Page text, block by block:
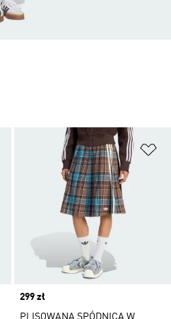
Dodaj do listy życzeń
Price
299 zł
PLISOWANA SPÓDNICA W